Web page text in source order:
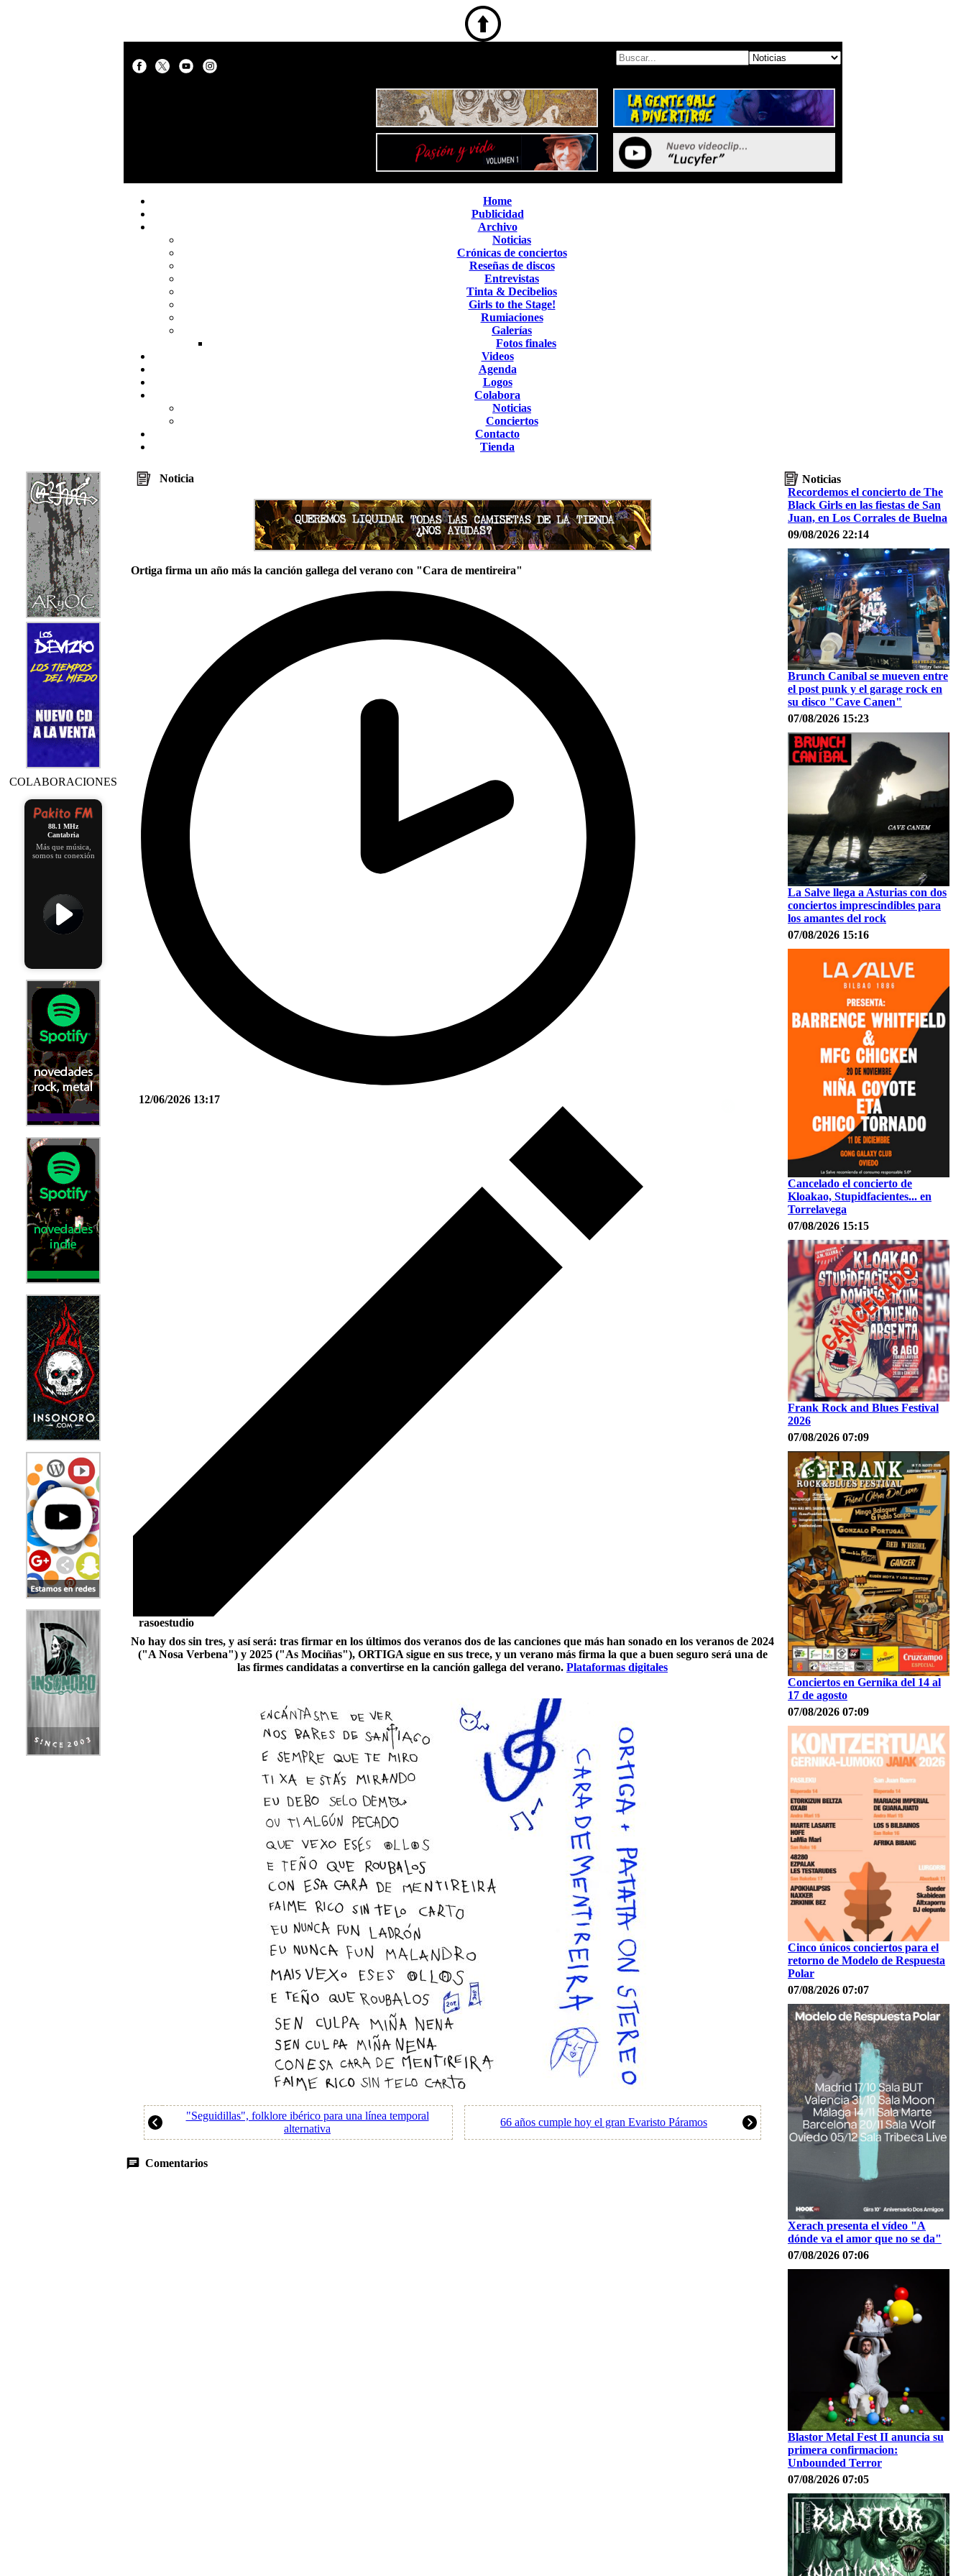
Home
Publicidad
Archivo
Noticias
Crónicas de conciertos
Reseñas de discos
Entrevistas
Tinta & Decibelios
Girls to the Stage!
Rumiaciones
Galerías
Fotos finales
Videos
Agenda
Logos
Colabora
Noticias
Conciertos
Contacto
Tienda
COLABORACIONES
88.1 MHz
Cantabria
Más que música,
somos tu conexión
Noticia
Ortiga firma un año más la canción gallega del verano con "Cara de mentireira"
12/06/2026 13:17
rasoestudio
No hay dos sin tres, y así será: tras firmar en los últimos dos veranos dos de las canciones que más han sonado en los veranos de 2024
("A Nosa Verbena") y 2025 ("As Mociñas"), ORTIGA sigue en sus trece, y un verano más firma la que a buen seguro será una de
las firmes candidatas a convertirse en la canción gallega del verano. Plataformas digitales
"Seguidillas", folklore ibérico para una línea temporal
alternativa
66 años cumple hoy el gran Evaristo Páramos
Comentarios
Noticias
Recordemos el concierto de The
Black Girls en las fiestas de San
Juan, en Los Corrales de Buelna
09/08/2026 22:14
Brunch Caníbal se mueven entre
el post punk y el garage rock en
su disco "Cave Canen"
07/08/2026 15:23
La Salve llega a Asturias con dos
conciertos imprescindibles para
los amantes del rock
07/08/2026 15:16
Cancelado el concierto de
Kloakao, Stupidfacientes... en
Torrelavega
07/08/2026 15:15
Frank Rock and Blues Festival
2026
07/08/2026 07:09
Conciertos en Gernika del 14 al
17 de agosto
07/08/2026 07:09
Cinco únicos conciertos para el
retorno de Modelo de Respuesta
Polar
07/08/2026 07:07
Xerach presenta el vídeo "A
dónde va el amor que no se da"
07/08/2026 07:06
Blastor Metal Fest II anuncia su
primera confirmacion:
Unbounded Terror
07/08/2026 07:05